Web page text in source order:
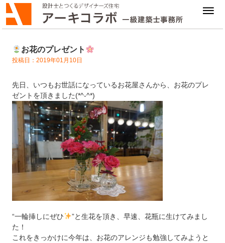
お花のプレゼント
投稿日：2019年01月10日
先日、いつもお世話になっているお花屋さんから、お花のプレ
ゼントを頂きました(*^-^*)
“一輪挿しにぜひ
”と生花を頂き、早速、花瓶に生けてみまし
た！
これをきっかけに今年は、お花のアレンジも勉強してみようと